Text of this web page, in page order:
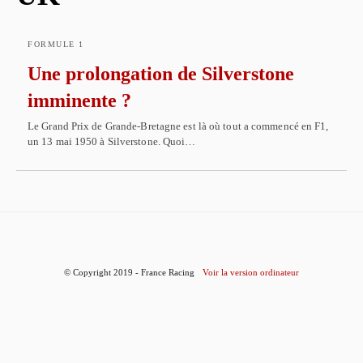
FORMULE 1
Une prolongation de Silverstone
imminente ?
Le Grand Prix de Grande-Bretagne est là où tout a commencé en F1,
un 13 mai 1950 à Silverstone. Quoi…
© Copyright 2019 - France Racing Voir la version ordinateur